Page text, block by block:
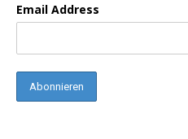
Email Address